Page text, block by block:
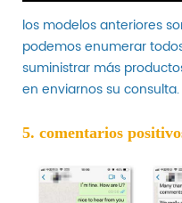
los modelos anteriores
podemos enumerar
suministrar más
en enviarnos su consulta.
5. comentarios